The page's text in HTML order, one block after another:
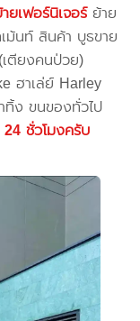
ยเฟอร์นิเจอร์ย้าย
ม้นท์ สินค้า บูธขาย
ตียงคนป่วย)
ฮาเล่ย์ Harley
ทิ้ง ขนของทั่วไป
24 ชั่วโมงครับ